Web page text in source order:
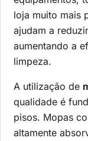
loja muito mais
ajudam a
aumentando a
limpeza.
A utilização de
qualidade é
pisos. Mopas
altamente